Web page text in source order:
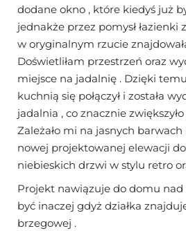
dodane okno , które kiedyś już
jednakże przez pomysł łazienki
w oryginalnym rzucie
Doświetliłam przestrzeń oraz
miejsce na jadalnię . Dzięki
kuchnią się połączył i została
jadalnia , co znacznie
Zależało mi na jasnych
nowej projektowanej elewacji
niebieskich drzwi w stylu retro
Projekt nawiązuje do domu nad
być inaczej gdyż działka
brzegowej .